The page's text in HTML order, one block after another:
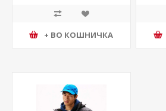
+ ВО КОШНИЧКА